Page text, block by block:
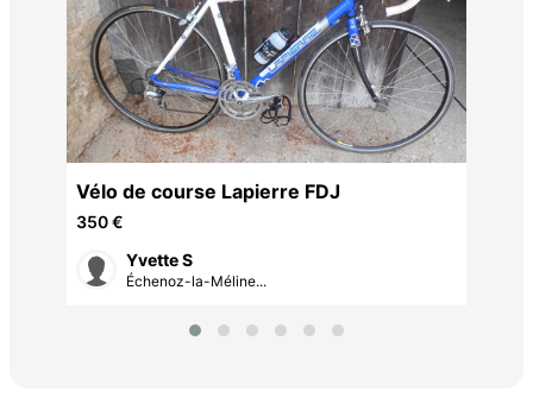
Vélo de course Lapierre FDJ
350 €
Yvette S
Échenoz-la-Méline...